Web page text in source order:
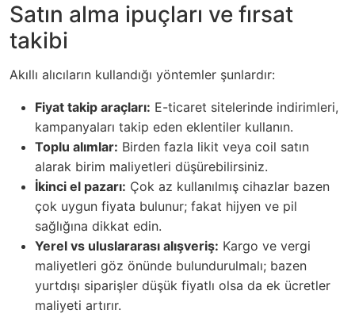
Satın alma ipuçları ve fırsat
takibi
Akıllı alıcıların kullandığı yöntemler şunlardır:
Fiyat takip araçları: E-ticaret sitelerinde indirimleri,
kampanyaları takip eden eklentiler kullanın.
Toplu alımlar: Birden fazla likit veya coil satın
alarak birim maliyetleri düşürebilirsiniz.
İkinci el pazarı: Çok az kullanılmış cihazlar bazen
çok uygun fiyata bulunur; fakat hijyen ve pil
sağlığına dikkat edin.
Yerel vs uluslararası alışveriş: Kargo ve vergi
maliyetleri göz önünde bulundurulmalı; bazen
yurtdışı siparişler düşük fiyatlı olsa da ek ücretler
maliyeti artırır.